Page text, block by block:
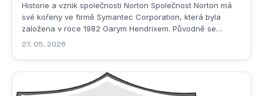
Historie a vznik společnosti Norton Společnost Norton má
své kořeny ve firmě Symantec Corporation, která byla
založena v roce 1982 Garym Hendrixem. Původně se
společnost zaměřovala na vývoj databázových systémů a
27. 05. 2026